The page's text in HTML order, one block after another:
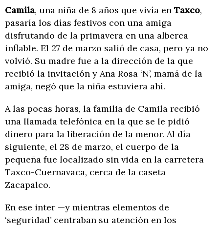
Camila, una niña de 8 años que vivía en Taxco,
pasaría los días festivos con una amiga
disfrutando de la primavera en una alberca
inflable. El 27 de marzo salió de casa, pero ya no
volvió. Su madre fue a la dirección de la que
recibió la invitación y Ana Rosa ‘N’, mamá de la
amiga, negó que la niña estuviera ahí.
A las pocas horas, la familia de Camila recibió
una llamada telefónica en la que se le pidió
dinero para la liberación de la menor. Al día
siguiente, el 28 de marzo, el cuerpo de la
pequeña fue localizado sin vida en la carretera
Taxco-Cuernavaca, cerca de la caseta
Zacapalco.
En ese inter —y mientras elementos de
‘seguridad’ centraban su atención en los